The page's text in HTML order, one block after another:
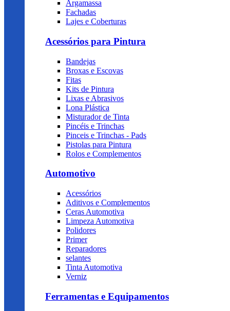
Argamassa
Fachadas
Lajes e Coberturas
Acessórios para Pintura
Bandejas
Broxas e Escovas
Fitas
Kits de Pintura
Lixas e Abrasivos
Lona Plástica
Misturador de Tinta
Pincéis e Trinchas
Pinceis e Trinchas - Pads
Pistolas para Pintura
Rolos e Complementos
Automotivo
Acessórios
Aditivos e Complementos
Ceras Automotiva
Limpeza Automotiva
Polidores
Primer
Reparadores
selantes
Tinta Automotiva
Verniz
Ferramentas e Equipamentos